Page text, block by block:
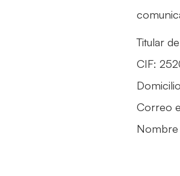
Titular
CIF:
Correo
Nombre